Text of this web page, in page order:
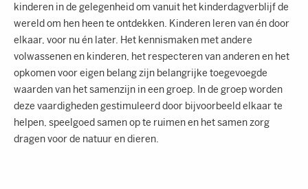
kinderen in de gelegenheid om vanuit het kinderdagverblijf de
wereld om hen heen te ontdekken. Kinderen leren van én door
elkaar, voor nu én later. Het kennismaken met andere
volwassenen en kinderen, het respecteren van anderen en het
opkomen voor eigen belang zijn belangrijke toegevoegde
waarden van het samenzijn in een groep. In de groep worden
deze vaardigheden gestimuleerd door bijvoorbeeld elkaar te
helpen, speelgoed samen op te ruimen en het samen zorg
dragen voor de natuur en dieren.